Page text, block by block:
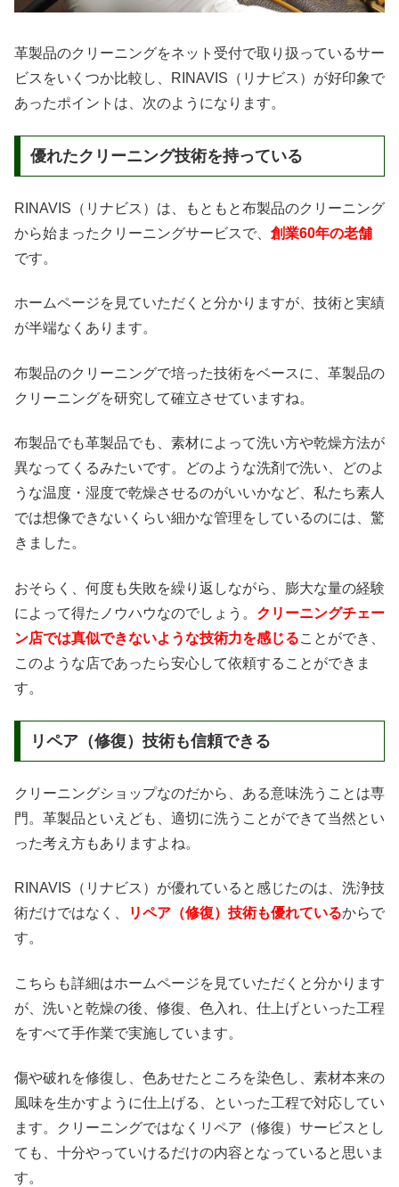
革製品のクリーニングをネット受付で取り扱っているサー
ビスをいくつか比較し、RINAVIS（リナビス）が好印象で
あったポイントは、次のようになります。
優れたクリーニング技術を持っている
RINAVIS（リナビス）は、もともと布製品のクリーニング
から始まったクリーニングサービスで、 創業60年の老舗
です。
ホームページを見ていただくと分かりますが、技術と実績
が半端なくあります。
布製品のクリーニングで培った技術をベースに、革製品の
クリーニングを研究して確立させていますね。
布製品でも革製品でも、素材によって洗い方や乾燥方法が
異なってくるみたいです。どのような洗剤で洗い、どのよ
うな温度・湿度で乾燥させるのがいいかなど、私たち素人
では想像できないくらい細かな管理をしているのには、驚
きました。
おそらく、何度も失敗を繰り返しながら、膨大な量の経験
によって得たノウハウなのでしょう。 クリーニングチェー
ン店では真似できないような技術力を感じることができ、
このような店であったら安心して依頼することができま
す。
リペア（修復）技術も信頼できる
クリーニングショップなのだから、ある意味洗うことは専
門。革製品といえども、適切に洗うことができて当然とい
った考え方もありますよね。
RINAVIS（リナビス）が優れていると感じたのは、洗浄技
術だけではなく、
リペア（修復）技術も優れているからで
す。
こちらも詳細はホームページを見ていただくと分かります
が、洗いと乾燥の後、修復、色入れ、仕上げといった工程
をすべて手作業で実施しています。
傷や破れを修復し、色あせたところを染色し、素材本来の
風味を生かすように仕上げる、といった工程で対応してい
ます。クリーニングではなくリペア（修復）サービスとし
ても、十分やっていけるだけの内容となっていると思いま
す。